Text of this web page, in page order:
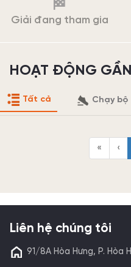
Giải đang tham gia
HOẠT ĐỘNG
Tất cả Chạy bộ
« ‹
Liên hệ chúng tôi
91/8A Hòa Hưng, P. Hòa